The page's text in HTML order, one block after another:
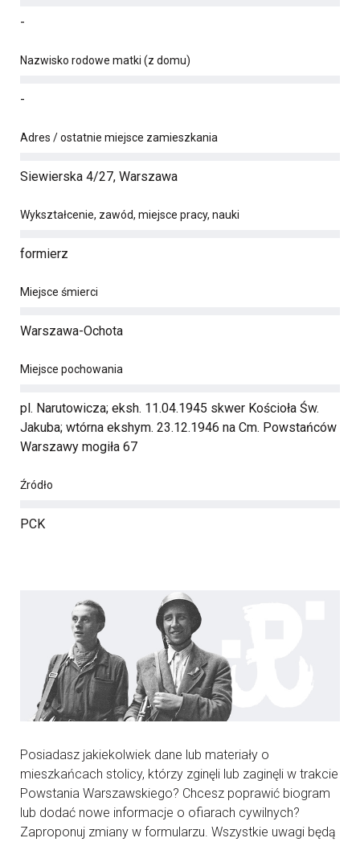
-
Nazwisko rodowe matki (z domu)
-
Adres / ostatnie miejsce zamieszkania
Siewierska 4/27, Warszawa
Wykształcenie, zawód, miejsce pracy, nauki
formierz
Miejsce śmierci
Warszawa-Ochota
Miejsce pochowania
pl. Narutowicza; eksh. 11.04.1945 skwer Kościoła Św.
Jakuba; wtórna ekshym. 23.12.1946 na Cm. Powstańców
Warszawy mogiła 67
Źródło
PCK
Posiadasz jakiekolwiek dane lub materiały o
mieszkańcach stolicy, którzy zginęli lub zaginęli w trakcie
Powstania Warszawskiego? Chcesz poprawić biogram
lub dodać nowe informacje o ofiarach cywilnych?
Zaproponuj zmiany w formularzu. Wszystkie uwagi będą